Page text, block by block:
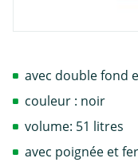
avec double fond
couleur : noir
volume: 51 litres
avec poignée et